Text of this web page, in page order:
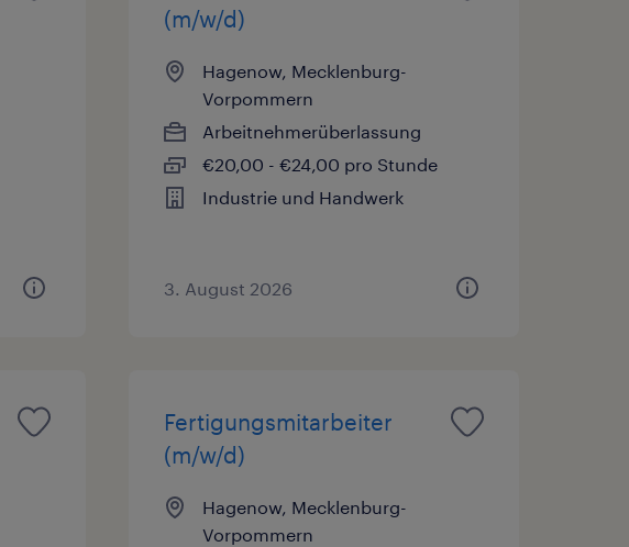
(m/w/d)
Hagenow, Mecklenburg-
Vorpommern
Arbeitnehmerüberlassung
€20,00 - €24,00 pro Stunde
Industrie und Handwerk
3. August 2026
Fertigungsmitarbeiter
(m/w/d)
Hagenow, Mecklenburg-
Vorpommern